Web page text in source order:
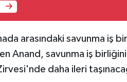
arasındaki savunma iş
Anand, savunma iş
daha ileri